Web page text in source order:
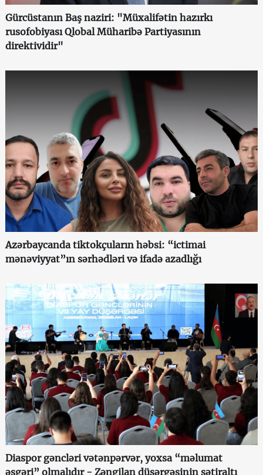
Gürcüstanın Baş naziri: "Müxalifətin hazırkı
rusofobiyası Qlobal Müharibə Partiyasının
direktividir"
Azərbaycanda tiktokçuların həbsi: “ictimai
mənəviyyat”ın sərhədləri və ifadə azadlığı
Diaspor gəncləri vətənpərvər, yoxsa “məlumat
əsgəri” olmalıdır - Zəngilan düşərgəsinin sətiraltı